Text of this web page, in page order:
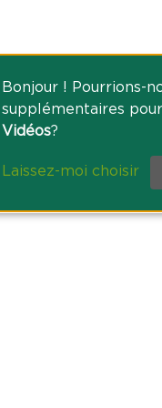
Bonjour ! Pourrions-
supplémentaires pour
Vidéos?
Laissez-moi choisir